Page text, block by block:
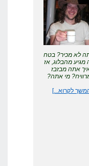
לא מכיר? בטח
מהבלוג, אז
אתה מבזבז
מי אתה?
לקרוא...]